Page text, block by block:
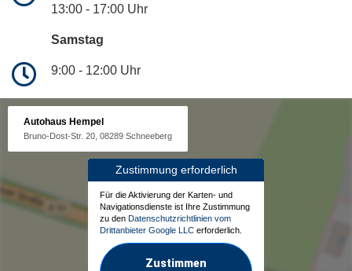
13:00 - 17:00 Uhr
Samstag
9:00 - 12:00 Uhr
Autohaus Hempel
Bruno-Dost-Str. 20, 08289 Schneeberg
Zustimmung erforderlich
Für die Aktivierung der Karten- und
Navigationsdienste ist Ihre Zustimmung
zu den Datenschutzrichtlinien vom
Drittanbieter Google LLC erforderlich.
Zustimmen